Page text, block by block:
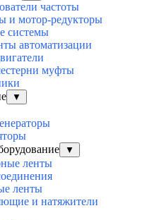
частоты
и мотор-редукторы
системы
автоматизации
муфты
▼
▼
ленты
ленты
и натяжители